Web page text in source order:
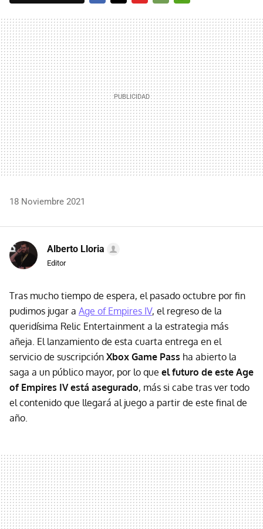
MAIL
18 Noviembre 2021
Alberto Lloria
Editor
Tras mucho tiempo de espera, el pasado octubre por fin
pudimos jugar a Age of Empires IV, el regreso de la
queridísima Relic Entertainment a la estrategia más
añeja. El lanzamiento de esta cuarta entrega en el
servicio de suscripción Xbox Game Pass ha abierto la
saga a un público mayor, por lo que el futuro de este Age
of Empires IV está asegurado, más si cabe tras ver todo
el contenido que llegará al juego a partir de este final de
año.